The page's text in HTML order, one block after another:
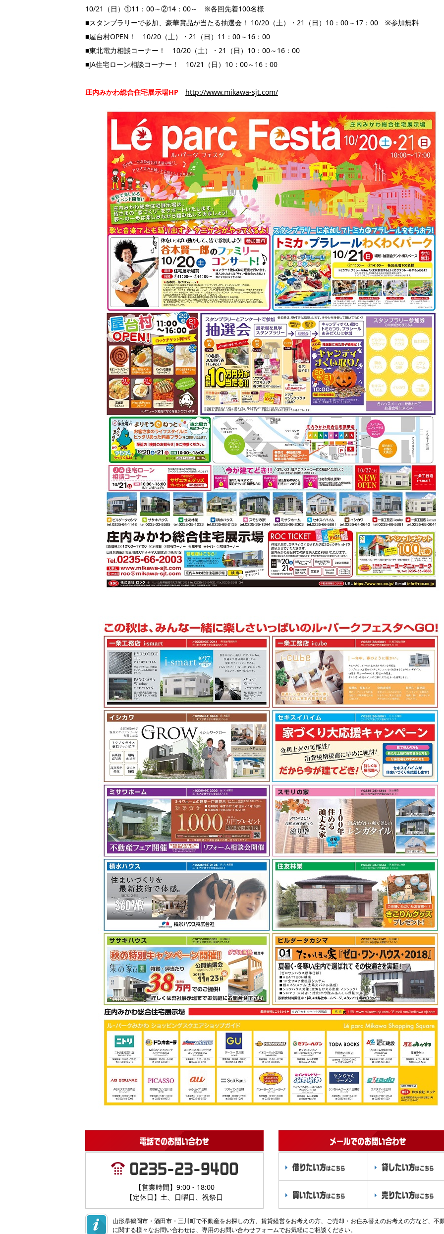
10/21（日）①11：00～②14：00～ ※各回先着100名様
■スタンプラリーで参加、豪華賞品が当たる抽選会！ 10/20（土）・21（日）10：00～17：00 ※参加無料
■屋台村OPEN！ 10/20（土）・21（日）11：00～16：00
■東北電力相談コーナー！ 10/20（土）・21（日）10：00～16：00
■JA住宅ローン相談コーナー！ 10/21（日）10：00～16：00
庄内みかわ総合住宅展示場HP http://www.mikawa-sjt.com/
【営業時間】9:00 - 18:00
【定休日】土、日曜日、祝祭日
山形県鶴岡市・酒田市・三川町で不動産をお探しの方、賃貸経営をお考えの方、ご売却・お住み替えのお考えの方など、不
に関する様々なお問い合わせは、専用のお問い合わせフォームでお気軽にご相談ください。